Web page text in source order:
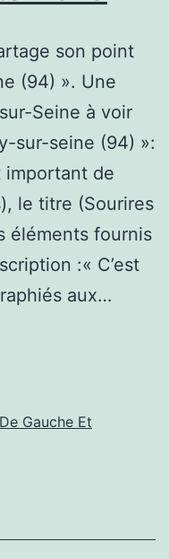
son point
(94) ». Une
Seine à voir
sur-seine (94) »:
important de
le titre (Sourires
éléments fournis
:« C’est
aux…
Gauche Et